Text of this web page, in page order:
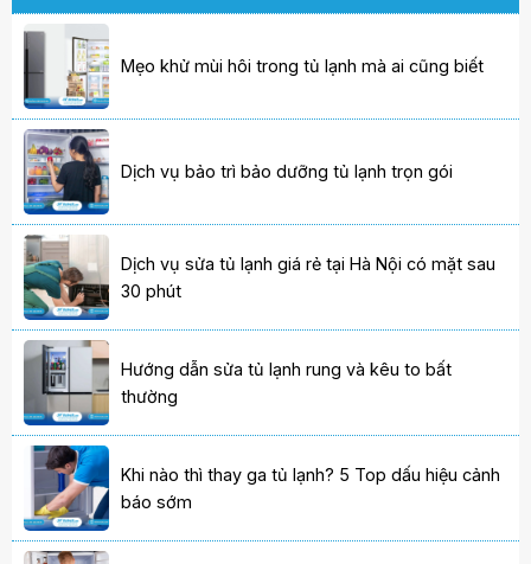
Mẹo khử mùi hôi trong tủ lạnh mà ai cũng biết
Dịch vụ bảo trì bảo dưỡng tủ lạnh trọn gói
Dịch vụ sửa tủ lạnh giá rẻ tại Hà Nội có mặt sau
30 phút
Hướng dẫn sửa tủ lạnh rung và kêu to bất
thường
Khi nào thì thay ga tủ lạnh? 5 Top dấu hiệu cảnh
báo sớm